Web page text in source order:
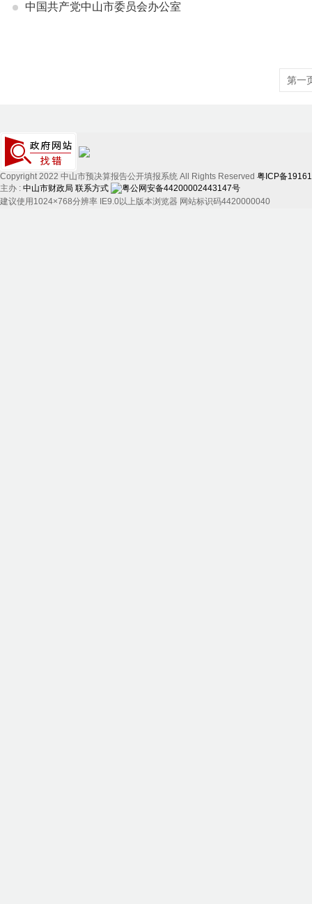
中国共产党中山市委员会办公室
第一
Copyright 2022 中山市预决算报告公开填报系统 All Rights Reserved 粤ICP备
主办 : 中山市财政局 联系方式
粤公网安备44200002443147号
建议使用1024×768分辨率 IE9.0以上版本浏览器 网站标识码4420000040